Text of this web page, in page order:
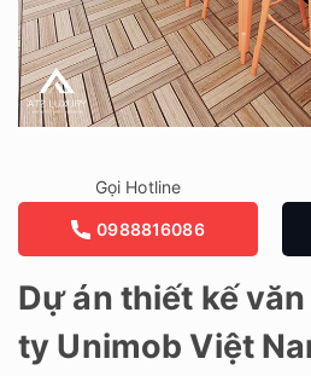
Dự án thiết kế
ty Unimob Việt
Gọi Hotline
0988816086